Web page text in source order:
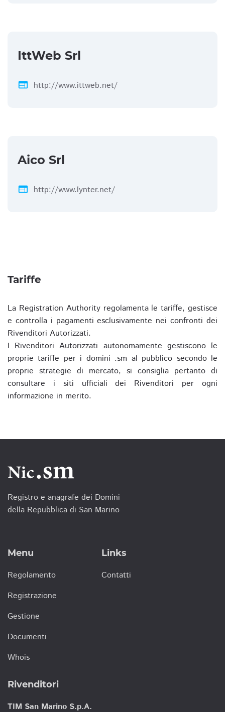
IttWeb Srl
web http://www.ittweb.net/
Aico Srl
web http://www.lynter.net/
Tariffe
La Registration Authority regolamenta le tariffe, gestisce
e controlla i pagamenti esclusivamente nei confronti dei
Rivenditori Autorizzati.
I Rivenditori Autorizzati autonomamente gestiscono le
proprie tariffe per i domini .sm al pubblico secondo le
proprie strategie di mercato, si consiglia pertanto di
consultare i siti ufficiali dei Rivenditori per ogni
informazione in merito.
Registro e anagrafe dei Domini
della Repubblica di San Marino
Menu
Regolamento
Registrazione
Gestione
Documenti
Whois
Links
Contatti
Rivenditori
TIM San Marino S.p.A.